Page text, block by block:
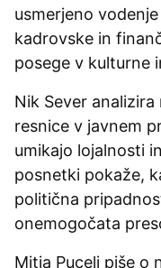
usmerjeno
kadrovske in
posege v kulturne
Nik Sever
resnice v javnem
umikajo lojalnosti
posnetki pokaže,
politična
onemogočata
Mitja Pucelj piše o